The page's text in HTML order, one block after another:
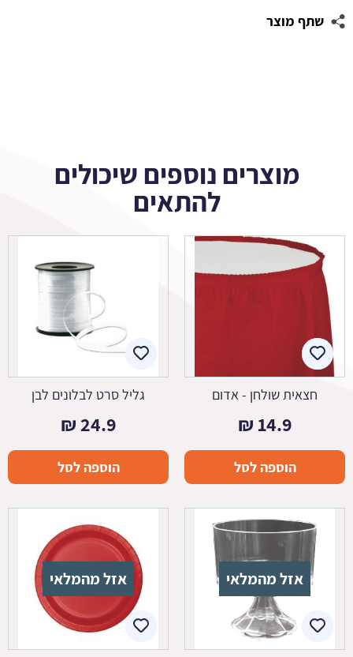
שתף מוצר
מוצרים נוספים שיכולים
להתאים
חצאית שולחן - אדום
14.9
₪
הוספה לסל
גליל סרט לבלונים לבן
24.9
₪
הוספה לסל
אזל מהמלאי אזל מהמלאי